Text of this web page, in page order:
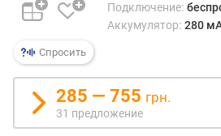
ф
о
м
а
к
о
р
Спросить
Подключение:
Аккумулятор: 280
285 — 755 грн.
31 предложение